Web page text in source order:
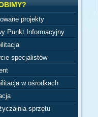
projekty
Punkt Informacyjny
specjalistów
w ośrodkach
sprzętu